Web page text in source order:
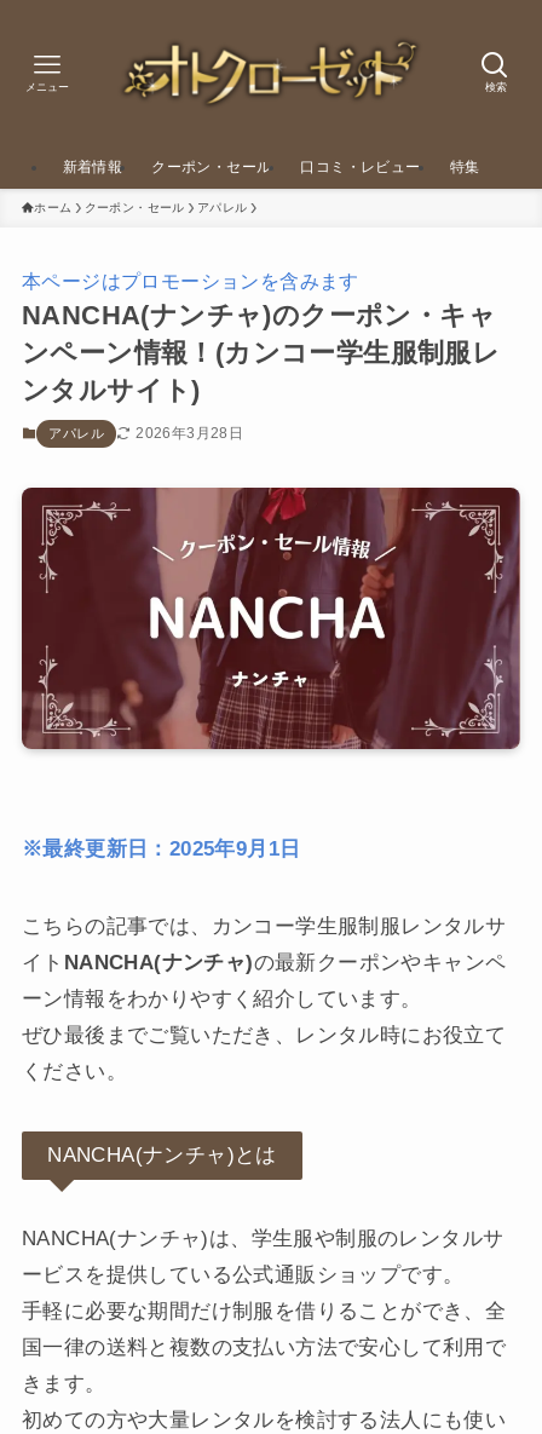
検索
メニュー
新着情報 クーポン・セール 口コミ・レビュー 特集
ホーム クーポン・セール アパレル
本ページはプロモーションを含みます
NANCHA(ナンチャ)のクーポン・キャ
ンペーン情報！(カンコー学生服制服レ
ンタルサイト)
アパレル 2026年3月28日
※最終更新日：2025年9月1日
こちらの記事では、カンコー学生服制服レンタルサ
イト NANCHA(ナンチャ)の最新クーポンやキャンペ
ーン情報をわかりやすく紹介しています。
ぜひ最後までご覧いただき、レンタル時にお役立て
ください。
NANCHA(ナンチャ)とは
NANCHA(ナンチャ)は、学生服や制服のレンタルサ
ービスを提供している公式通販ショップです。
手軽に必要な期間だけ制服を借りることができ、全
国一律の送料と複数の支払い方法で安心して利用で
きます。
初めての方や大量レンタルを検討する法人にも使い